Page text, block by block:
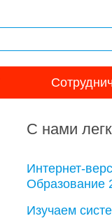
С нами
Интернет-
Образование
Изучаем